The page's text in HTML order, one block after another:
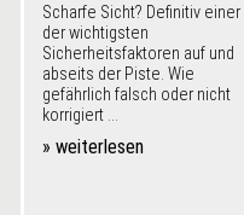
Scharfe Sicht? Definitiv einer
der wichtigsten
Sicherheitsfaktoren auf und
abseits der Piste. Wie
gefährlich falsch oder nicht
korrigiert ...
» weiterlesen